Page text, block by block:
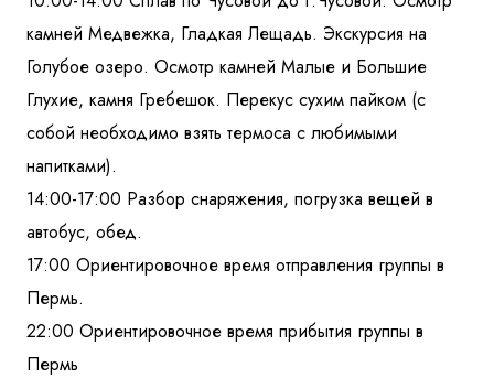
камней Медвежка, Гладкая Лещадь. Экскурсия на
Голубое озеро. Осмотр камней Малые и Большие
Глухие, камня Гребешок. Перекус сухим пайком (с
собой необходимо взять термоса с любимыми
напитками).
14:00-17:00 Разбор снаряжения, погрузка вещей в
автобус, обед.
17:00 Ориентировочное время отправления группы в
Пермь.
22:00 Ориентировочное время прибытия группы в
Пермь